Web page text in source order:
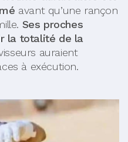
avant qu’une rançon
Ses proches
la totalité de la
auraient
à exécution.